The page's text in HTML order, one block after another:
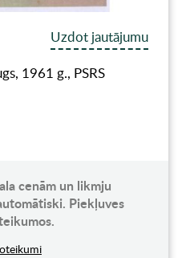
Uzdot jautājumu
1961 g., PSRS
cenām un likmju
Piekļuves